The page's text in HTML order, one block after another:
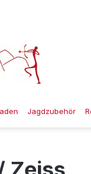
Jagdzubehör